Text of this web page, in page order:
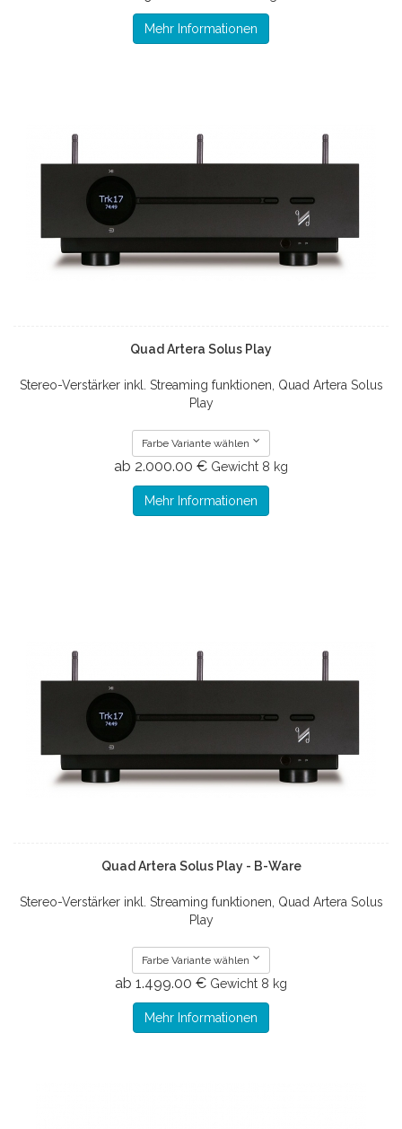
Mehr Informationen
Quad Artera Solus Play
Stereo-Verstärker inkl. Streaming funktionen, Quad Artera Solus
Play
Farbe Variante wählen
ab 2.000.00 € Gewicht 8 kg
Mehr Informationen
Quad Artera Solus Play - B-Ware
Stereo-Verstärker inkl. Streaming funktionen, Quad Artera Solus
Play
Farbe Variante wählen
ab 1.499.00 € Gewicht 8 kg
Mehr Informationen